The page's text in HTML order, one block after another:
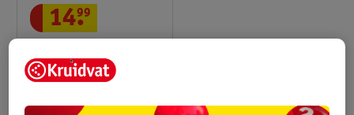
Diffuseur Intérieur
Essential Mist Au
Jasmin Apaisant Et
20ml
14.
99
57